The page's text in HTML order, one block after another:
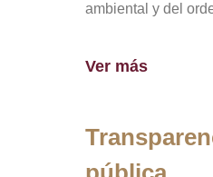
ambiental y del
Ver más